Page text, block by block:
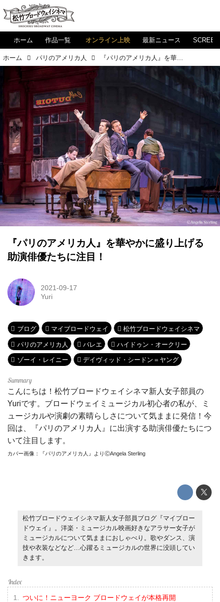
ホーム 作品一覧 オンライン上映 最新ニュース
ホーム パリのアメリカ人 『パリのアメリカ人』を華やかに盛り上げる助演俳優たちに注目！
『パリのアメリカ人』を華やかに盛り上げる
助演俳優たちに注目！
2021-09-17
Yuri
ブログ マイブロードウェイ 松竹ブロードウェイシネマ
パリのアメリカ人 バレエ ハイドゥン・オークリー
ゾーイ・レイニー デイヴィッド・シードン＝ヤング
こんにちは！松竹ブロードウェイシネマ新人女子部員の
Yuriです。ブロードウェイミュージカル初心者の私が、ミ
ュージカルや演劇の素晴らしさについて気ままに発信！今
回は、『パリのアメリカ人』に出演する助演俳優たちにつ
いて注目します。
カバー画像：『パリのアメリカ人』よりⒸAngela Sterling
松竹ブロードウェイシネマ新人女子部員ブログ『マイブロー
ドウェイ』。洋楽・ミュージカル映画好きなアラサー女子が
ミュージカルについて気ままにおしゃべり。歌やダンス、演
技や衣装などなど…心躍るミュージカルの世界に没頭してい
きます。
ついに！ニューヨーク ブロードウェイが本格再開